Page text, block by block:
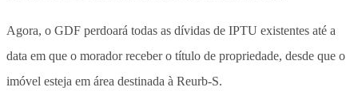
Agora, o GDF perdoará todas as dívidas de IPTU existentes até a
data em que o morador receber o título de propriedade, desde que o
imóvel esteja em área destinada à Reurb-S.